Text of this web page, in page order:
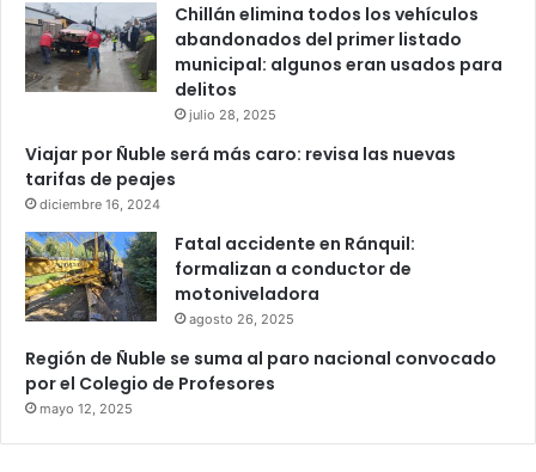
Chillán elimina todos los vehículos
abandonados del primer listado
municipal: algunos eran usados para
delitos
julio 28, 2025
Viajar por Ñuble será más caro: revisa las nuevas
tarifas de peajes
diciembre 16, 2024
Fatal accidente en Ránquil:
formalizan a conductor de
motoniveladora
agosto 26, 2025
Región de Ñuble se suma al paro nacional convocado
por el Colegio de Profesores
mayo 12, 2025